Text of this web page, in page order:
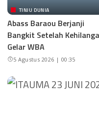
TINJU DUNIA
Abass Baraou Berjanji
Bangkit Setelah
Gelar WBA
5 Agustus 2026 | 00:35